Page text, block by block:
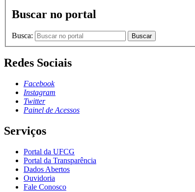
Buscar no portal
Busca: Buscar
Redes Sociais
Facebook
Instagram
Twitter
Painel de Acessos
Serviços
Portal da UFCG
Portal da Transparência
Dados Abertos
Ouvidoria
Fale Conosco